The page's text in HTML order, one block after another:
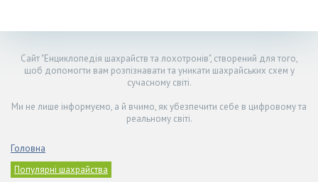
Сайт "Енциклопедія шахрайств та лохотронів", створений для того,
щоб допомогти вам розпізнавати та уникати шахрайських схем у
сучасному світі.
Ми не лише інформуємо, а й вчимо, як убезпечити себе в цифровому та
реальному світі.
Головна
Популярні шахрайства